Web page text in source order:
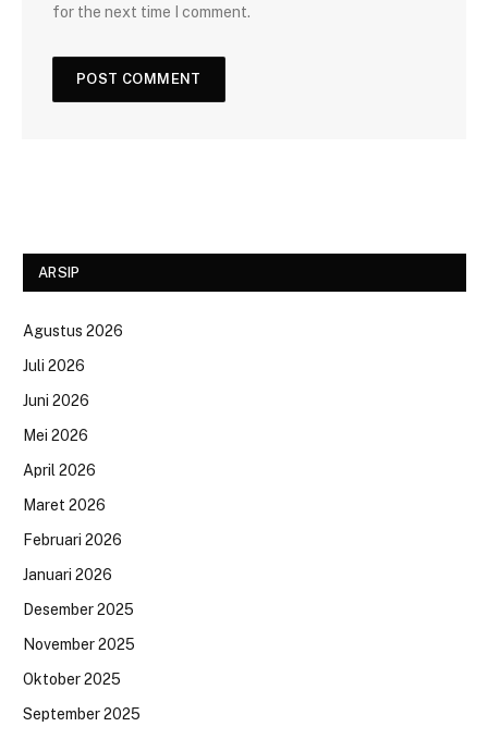
for the next time I comment.
ARSIP
Agustus 2026
Juli 2026
Juni 2026
Mei 2026
April 2026
Maret 2026
Februari 2026
Januari 2026
Desember 2025
November 2025
Oktober 2025
September 2025